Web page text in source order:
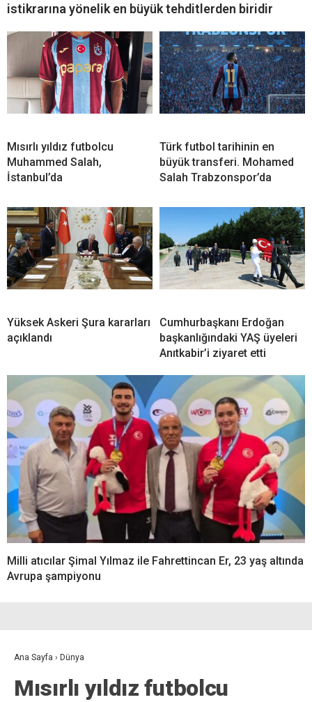
istikrarına yönelik en büyük tehditlerden biridir
Mısırlı yıldız futbolcu
Muhammed Salah,
İstanbul’da
Türk futbol tarihinin en
büyük transferi. Mohamed
Salah Trabzonspor’da
Yüksek Askeri Şura kararları
açıklandı
Cumhurbaşkanı Erdoğan
başkanlığındaki YAŞ üyeleri
Anıtkabir’i ziyaret etti
Milli atıcılar Şimal Yılmaz ile Fahrettincan Er, 23 yaş altında
Avrupa şampiyonu
Ana Sayfa › Dünya
Mısırlı yıldız futbolcu